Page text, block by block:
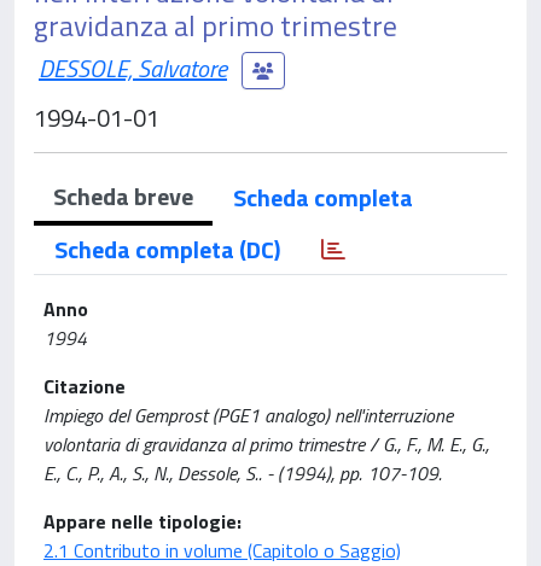
gravidanza al primo trimestre
DESSOLE, Salvatore
1994-01-01
Scheda breve
Scheda completa
Scheda completa (DC)
Anno
1994
Citazione
Impiego del Gemprost (PGE1 analogo) nell'interruzione
volontaria di gravidanza al primo trimestre / G., F., M. E., G.,
E., C., P., A., S., N., Dessole, S.. - (1994), pp. 107-109.
Appare nelle tipologie:
2.1 Contributo in volume (Capitolo o Saggio)